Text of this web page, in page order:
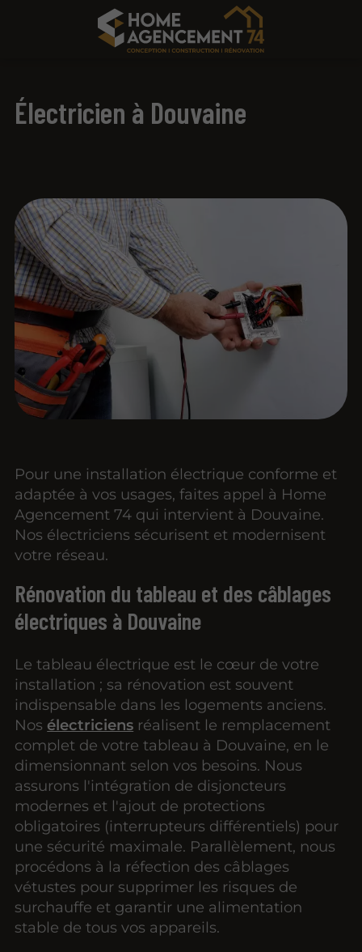
Électricien à Douvaine
Pour une installation électrique conforme et
adaptée à vos usages, faites appel à Home
Agencement 74 qui intervient à Douvaine.
Nos électriciens sécurisent et modernisent
votre réseau.
Rénovation du tableau et des câblages
électriques à Douvaine
Le tableau électrique est le cœur de votre
installation ; sa rénovation est souvent
indispensable dans les logements anciens.
Nos électriciens réalisent le remplacement
complet de votre tableau à Douvaine, en le
dimensionnant selon vos besoins. Nous
assurons l'intégration de disjoncteurs
modernes et l'ajout de protections
obligatoires (interrupteurs différentiels) pour
une sécurité maximale. Parallèlement, nous
procédons à la réfection des câblages
vétustes pour supprimer les risques de
surchauffe et garantir une alimentation
stable de tous vos appareils.